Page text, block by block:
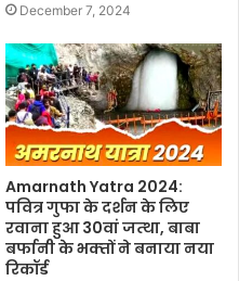
December 7, 2024
Amarnath Yatra 2024:
पवित्र गुफा के दर्शन के लिए
रवाना हुआ 30वां जत्‍था, बाबा
बर्फानी के भक्‍तों ने बनाया नया
रिकॉर्ड